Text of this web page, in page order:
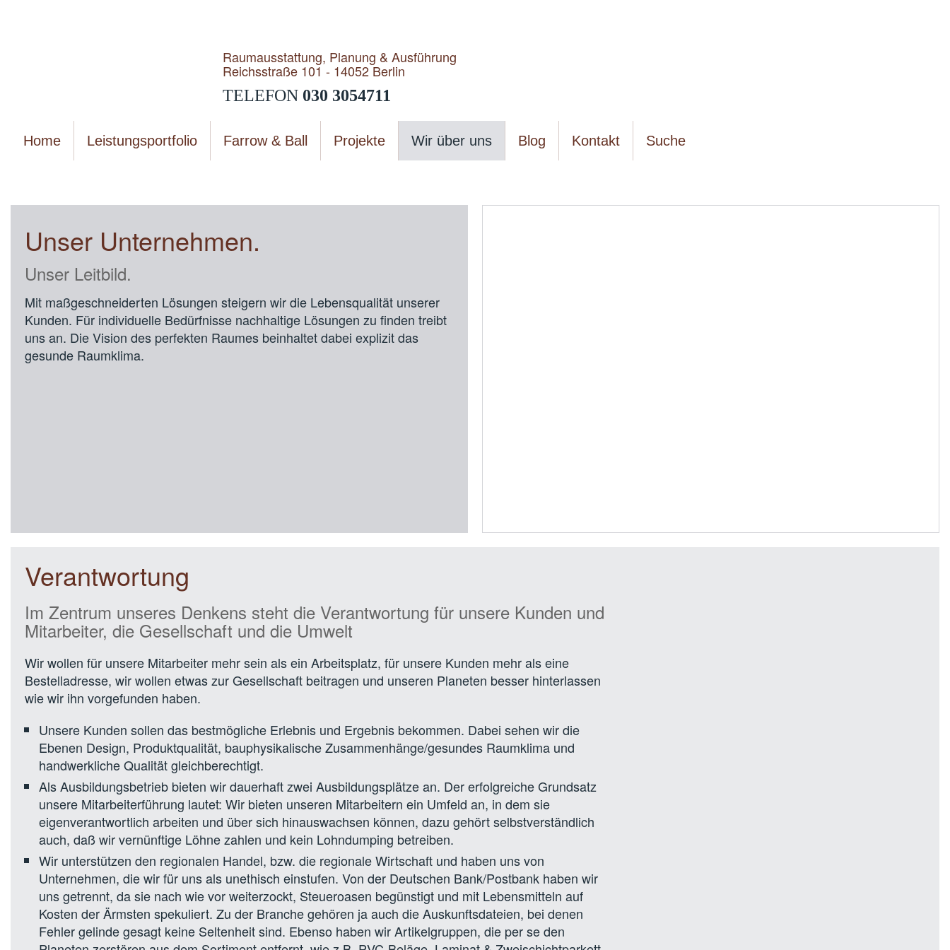
Raumausstattung, Planung & Ausführung
Reichsstraße 101 - 14052 Berlin
TELEFON 030 3054711
Home Leistungsportfolio Farrow & Ball Projekte Wir über uns Blog Kontakt Suche
Unser Unternehmen.
Unser Leitbild.
Mit maßgeschneiderten Lösungen steigern wir die Lebensqualität unserer
Kunden. Für individuelle Bedürfnisse nachhaltige Lösungen zu finden treibt
uns an. Die Vision des perfekten Raumes beinhaltet dabei explizit das
gesunde Raumklima.
Verantwortung
Im Zentrum unseres Denkens steht die Verantwortung für unsere Kunden und
Mitarbeiter, die Gesellschaft und die Umwelt
Wir wollen für unsere Mitarbeiter mehr sein als ein Arbeitsplatz, für unsere Kunden mehr als eine
Bestelladresse, wir wollen etwas zur Gesellschaft beitragen und unseren Planeten besser hinterlassen
wie wir ihn vorgefunden haben.
Unsere Kunden sollen das bestmögliche Erlebnis und Ergebnis bekommen. Dabei sehen wir die
Ebenen Design, Produktqualität, bauphysikalische Zusammenhänge/gesundes Raumklima und
handwerkliche Qualität gleichberechtigt.
Als Ausbildungsbetrieb bieten wir dauerhaft zwei Ausbildungsplätze an. Der erfolgreiche Grundsatz
unsere Mitarbeiterführung lautet: Wir bieten unseren Mitarbeitern ein Umfeld an, in dem sie
eigenverantwortlich arbeiten und über sich hinauswachsen können, dazu gehört selbstverständlich
auch, daß wir vernünftige Löhne zahlen und kein Lohndumping betreiben.
Wir unterstützen den regionalen Handel, bzw. die regionale Wirtschaft und haben uns von
Unternehmen, die wir für uns als unethisch einstufen. Von der Deutschen Bank/Postbank haben wir
uns getrennt, da sie nach wie vor weiterzockt, Steueroasen begünstigt und mit Lebensmitteln auf
Kosten der Ärmsten spekuliert. Zu der Branche gehören ja auch die Auskunftsdateien, bei denen
Fehler gelinde gesagt keine Seltenheit sind. Ebenso haben wir Artikelgruppen, die per se den